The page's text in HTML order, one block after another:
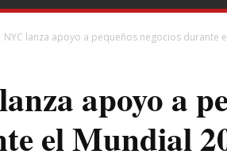
NYC lanza apoyo a pequeños negocios durante
apoyo a
el Mundial